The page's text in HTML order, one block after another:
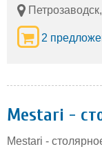
2
Mestari -
Mestari -